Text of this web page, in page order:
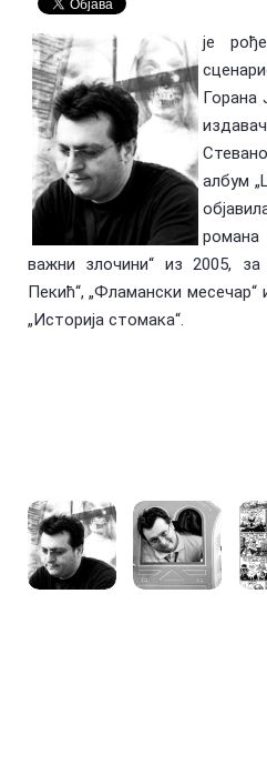
In memoriam: Зоран Ковачевић (1955-
је
Горана
албум
романа
важни злочини“ из 2005, за
Пекић“, „Фламански
„Историја стомака“.